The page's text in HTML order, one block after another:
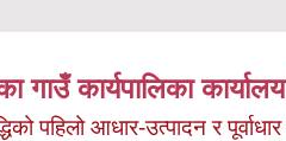
गाउँ कार्यपालिका
पहिलो आधार-उत्पादन र पूर्वाधार